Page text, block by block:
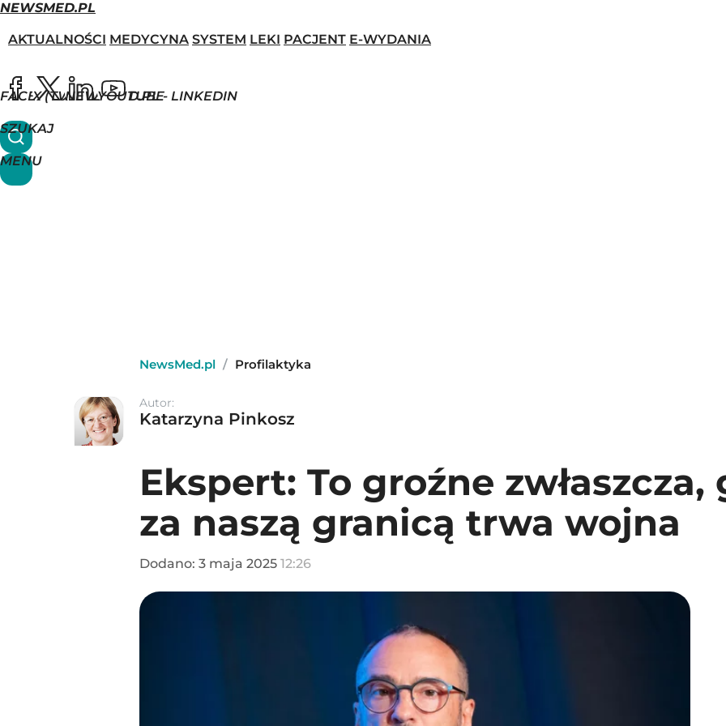
NEWSMED.PL
AKTUALNOŚCI MEDYCYNA SYSTEM LEKI PACJENT E-WYDANIA
FACEBOOK
X (TWITTER)
NEWSMED.PL - LINKEDIN
YOUTUBE
SZUKAJ
MENU
NewsMed.pl / Profilaktyka
Autor:
Katarzyna Pinkosz
Ekspert: To groźne zwłaszcza,
za naszą granicą trwa wojna
Dodano: 3 maja 2025 12:26